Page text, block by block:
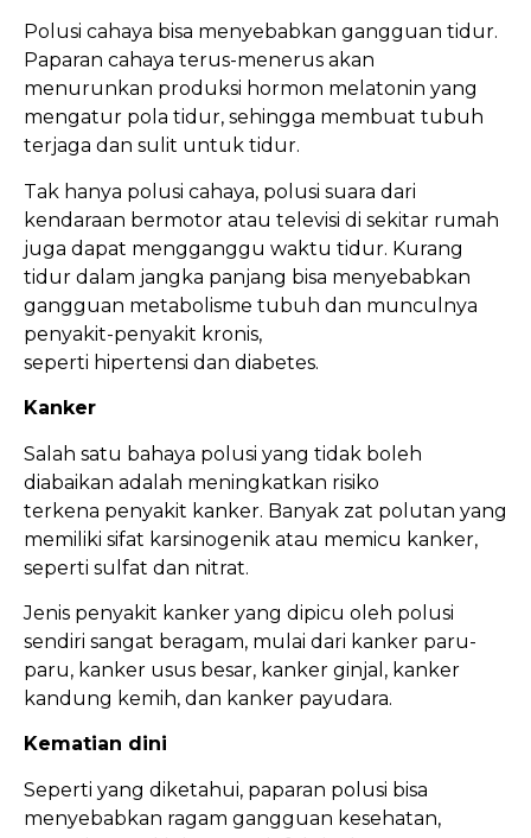
Polusi cahaya bisa menyebabkan gangguan tidur.
Paparan cahaya terus-menerus akan
menurunkan produksi hormon melatonin yang
mengatur pola tidur, sehingga membuat tubuh
terjaga dan sulit untuk tidur.
Tak hanya polusi cahaya, polusi suara dari
kendaraan bermotor atau televisi di sekitar rumah
juga dapat mengganggu waktu tidur. Kurang
tidur dalam jangka panjang bisa menyebabkan
gangguan metabolisme tubuh dan munculnya
penyakit-penyakit kronis,
seperti hipertensi dan diabetes.
Kanker
Salah satu bahaya polusi yang tidak boleh
diabaikan adalah meningkatkan risiko
terkena penyakit kanker. Banyak zat polutan yang
memiliki sifat karsinogenik atau memicu kanker,
seperti sulfat dan nitrat.
Jenis penyakit kanker yang dipicu oleh polusi
sendiri sangat beragam, mulai dari kanker paru-
paru, kanker usus besar, kanker ginjal, kanker
kandung kemih, dan kanker payudara.
Kematian dini
Seperti yang diketahui, paparan polusi bisa
menyebabkan ragam gangguan kesehatan,